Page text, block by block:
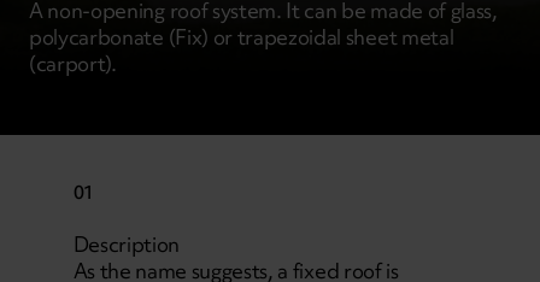
A non-opening roof system. It can be made of glass,
polycarbonate (Fix) or trapezoidal sheet metal
(carport).
01
Description
As the name suggests, a fixed roof is